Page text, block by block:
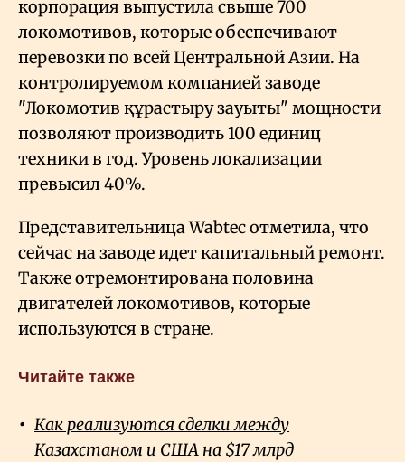
корпорация выпустила свыше 700
локомотивов, которые обеспечивают
перевозки по всей Центральной Азии. На
контролируемом компанией заводе
"Локомотив құрастыру зауыты" мощности
позволяют производить 100 единиц
техники в год. Уровень локализации
превысил 40%.
Представительница Wabtec отметила, что
сейчас на заводе идет капитальный ремонт.
Также отремонтирована половина
двигателей локомотивов, которые
используются в стране.
Читайте также
Как реализуются сделки между
Казахстаном и США на $17 млрд